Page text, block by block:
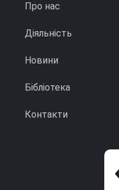
Про нас
Діяльність
Новини
Бібліотека
Контакти